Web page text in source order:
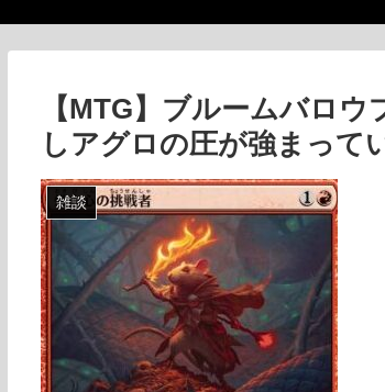
【MTG】ブルームバロ
しアグロの圧が強まって
雑談